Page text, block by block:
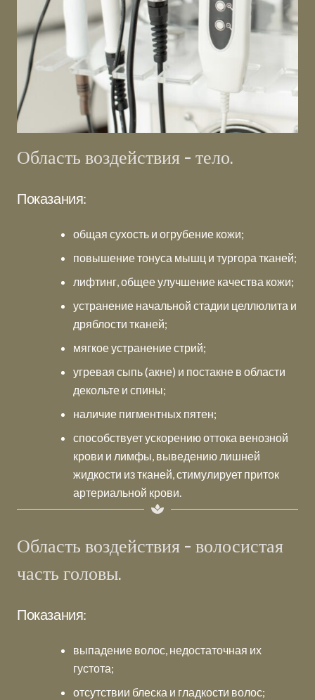
Область воздействия - тело.
Показания:
общая сухость и огрубение кожи;
повышение тонуса мышц и тургора тканей;
лифтинг, общее улучшение качества кожи;
устранение начальной стадии целлюлита и
дряблости тканей;
мягкое устранение стрий;
угревая сыпь (акне) и постакне в области
декольте и спины;
наличие пигментных пятен;
способствует ускорению оттока венозной
крови и лимфы, выведению лишней
жидкости из тканей, стимулирует приток
артериальной крови.
Область воздействия - волосистая
часть головы.
Показания:
выпадение волос, недостаточная их
густота;
отсутствии блеска и гладкости волос;